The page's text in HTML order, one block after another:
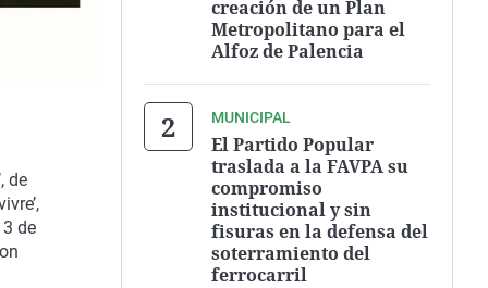
de
de
creación de un Plan
Metropolitano para el
Alfoz de Palencia
MUNICIPAL
El Partido Popular
traslada a la FAVPA su
compromiso
institucional y sin
fisuras en la defensa del
soterramiento del
ferrocarril